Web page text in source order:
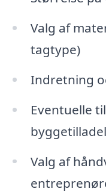
Valg af
tagtype)
Indretning
Eventuelle
Valg af